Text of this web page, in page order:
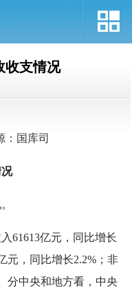
收支情况
：国库司
。
61613亿元 ，同比增长
元， 同比增长2.2% ；非
分中央和地方看， 中央